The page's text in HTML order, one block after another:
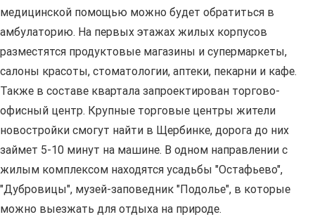
медицинской помощью можно будет обратиться в
амбулаторию. На первых этажах жилых корпусов
разместятся продуктовые магазины и супермаркеты,
салоны красоты, стоматологии, аптеки, пекарни и кафе.
Также в составе квартала запроектирован торгово-
офисный центр. Крупные торговые центры жители
новостройки смогут найти в Щербинке, дорога до них
займет 5-10 минут на машине. В одном направлении с
жилым комплексом находятся усадьбы "Остафьево",
"Дубровицы", музей-заповедник "Подолье", в которые
можно выезжать для отдыха на природе.